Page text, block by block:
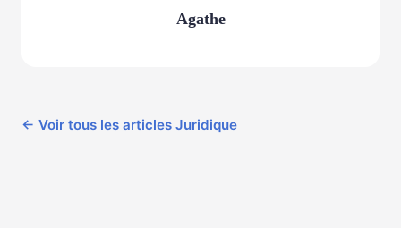
Agathe
← Voir tous les articles Juridique